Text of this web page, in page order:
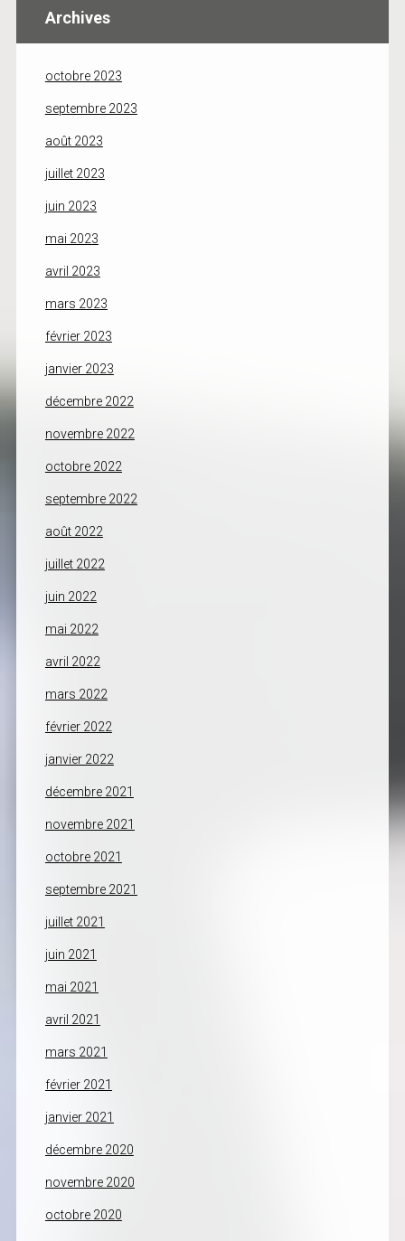
Archives
octobre 2023
septembre 2023
août 2023
juillet 2023
juin 2023
mai 2023
avril 2023
mars 2023
février 2023
janvier 2023
décembre 2022
novembre 2022
octobre 2022
septembre 2022
août 2022
juillet 2022
juin 2022
mai 2022
avril 2022
mars 2022
février 2022
janvier 2022
décembre 2021
novembre 2021
octobre 2021
septembre 2021
juillet 2021
juin 2021
mai 2021
avril 2021
mars 2021
février 2021
janvier 2021
décembre 2020
novembre 2020
octobre 2020